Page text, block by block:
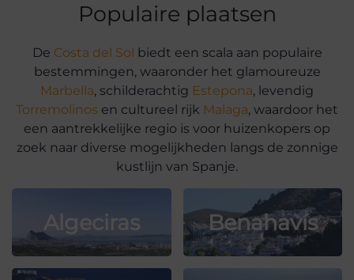
Populaire plaatsen
De Costa del Sol biedt een scala aan populaire
bestemmingen, waaronder het glamoureuze
Marbella, schilderachtig Estepona, levendig
Torremolinos en cultureel rijk Malaga, waardoor het
een aantrekkelijke regio is voor huizenkopers op
zoek naar diverse mogelijkheden langs de zonnige
kustlijn van Spanje.
Algeciras Benahavís